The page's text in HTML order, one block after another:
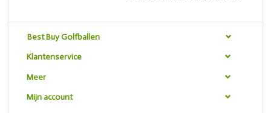
Best Buy Golfballen
Klantenservice
Meer
Mijn account